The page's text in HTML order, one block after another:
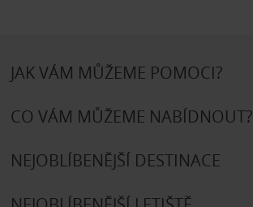
JAK VÁM MŮŽEME POMOCI?
CO VÁM MŮŽEME NABÍDNOUT?
NEJOBLÍBENĚJŠÍ DESTINACE